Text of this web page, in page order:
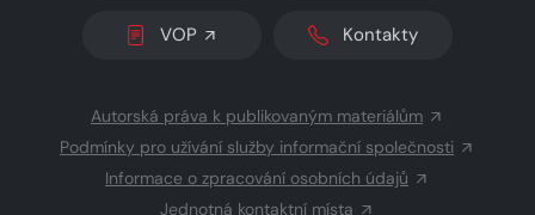
VOP Kontakty
Autorská práva k publikovaným materiálům
Podmínky pro užívání služby informační společnosti
Informace o zpracování osobních údajů
Jednotná kontaktní místa